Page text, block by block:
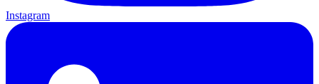
Instagram